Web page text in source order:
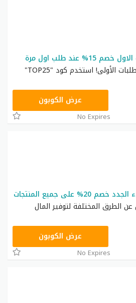
طلب اول مرة
أسوس تقدم عرض حلو للطلبات الأولى! استخدم كود "TOP25"
TOP25عرض الكوبون
No Expires
جميع المنتجات
الطرق المختلفة لتوفير المال
TOP25عرض الكوبون
No Expires